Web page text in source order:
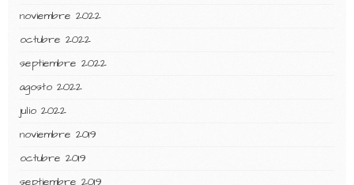
noviembre 2022
octubre 2022
septiembre 2022
agosto 2022
julio 2022
noviembre 2019
octubre 2019
septiembre 2019